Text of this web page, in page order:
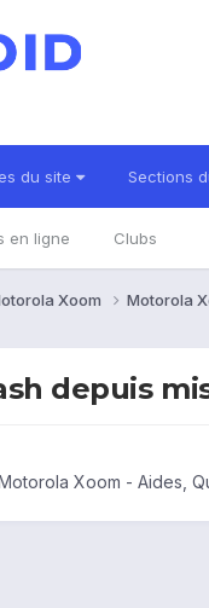
du site Sections
en ligne Clubs
Xoom Motorola
depuis
Xoom - Aides,